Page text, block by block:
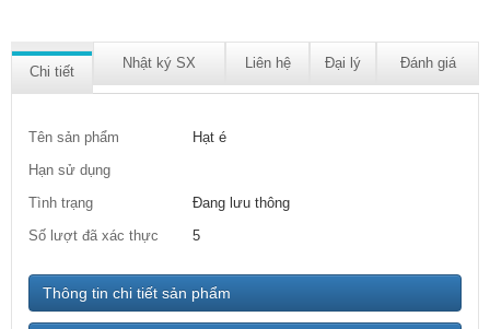
Chi tiết
Nhật ký SX Liên hệ Đại lý Đánh giá
Tên sản phẩm
Hạt é
Hạn sử dụng
Tình trạng
Đang lưu thông
Số lượt đã xác thực
5
Thông tin chi tiết sản phẩm